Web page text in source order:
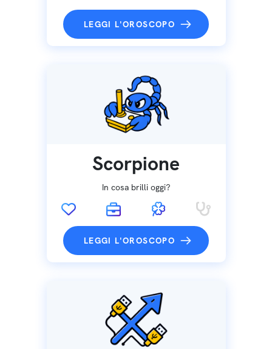
LEGGI L'OROSCOPO
Scorpione
In cosa brilli oggi?
LEGGI L'OROSCOPO